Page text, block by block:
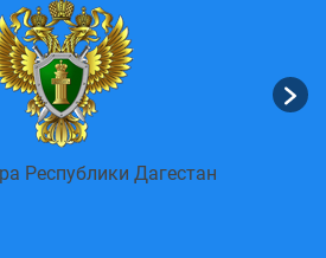
Республики Дагестан